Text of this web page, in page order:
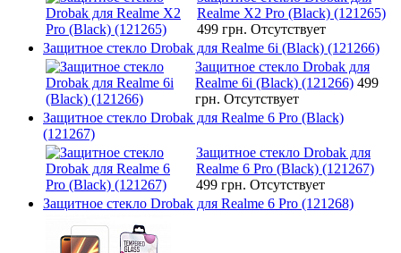
Realme X2 Pro (Black) (121265)
499 грн. Отсутствует
Защитное стекло Drobak для Realme 6i (Black) (121266)
Защитное стекло Drobak для
Realme 6i (Black) (121266) 499
грн. Отсутствует
Защитное стекло Drobak для Realme 6 Pro (Black)
(121267)
Защитное стекло Drobak для
Realme 6 Pro (Black) (121267)
499 грн. Отсутствует
Защитное стекло Drobak для Realme 6 Pro (121268)